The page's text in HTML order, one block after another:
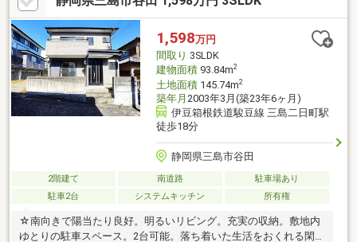
1,598万円
間取り 3SLDK
建物面積93.84m2
土地面積145.74m2
築年月 2003年3月(築23年6ヶ月)
伊豆箱根鉄道駿豆線 三島二日町駅
徒歩18分
静岡県三島市谷田
2階建て 南道路
駐車場あり
駐車2台
システムキッチン 所有権
☆南向きで陽当たり良好。明るいリビング。充実の収納。敷地内
ゆとりの駐車スペース。2台可能。落ち着いた生活をおくれる閑静